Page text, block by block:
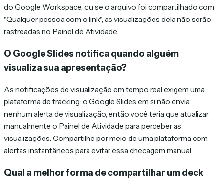
do Google Workspace, ou se o arquivo foi compartilhado com
"Qualquer pessoa com o link", as visualizações dela não serão
rastreadas no Painel de Atividade.
O Google Slides notifica quando alguém
visualiza sua apresentação?
As notificações de visualização em tempo real exigem uma
plataforma de tracking: o Google Slides em si não envia
nenhum alerta de visualização, então você teria que atualizar
manualmente o Painel de Atividade para perceber as
visualizações. Compartilhe por meio de uma plataforma com
alertas instantâneos para evitar essa checagem manual.
Qual a melhor forma de compartilhar um deck